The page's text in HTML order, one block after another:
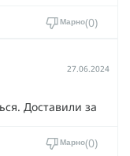
Марно 0
27.06.2024
Доставили за
Марно 0